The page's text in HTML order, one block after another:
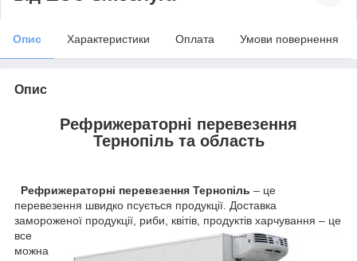
Опис Характеристики Оплата Умови повернення
Опис
Рефрижераторні перевезення
Тернопіль та область
Рефрижераторні перевезення Тернопіль – це
перевезення швидко псується продукції. Доставка
замороженої продукції, риби, квітів, продуктів харчування – це
все
можна